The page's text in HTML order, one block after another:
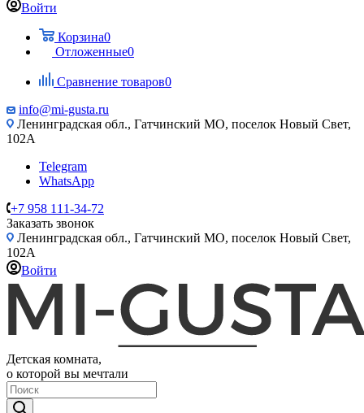
Войти
Корзина0
Отложенные0
Сравнение товаров0
info@mi-gusta.ru
Ленинградская обл., Гатчинский МО, поселок Новый Свет,
102А
Telegram
WhatsApp
+7 958 111-34-72
Заказать звонок
Ленинградская обл., Гатчинский МО, поселок Новый Свет,
102А
Войти
Детская комната,
о которой вы мечтали